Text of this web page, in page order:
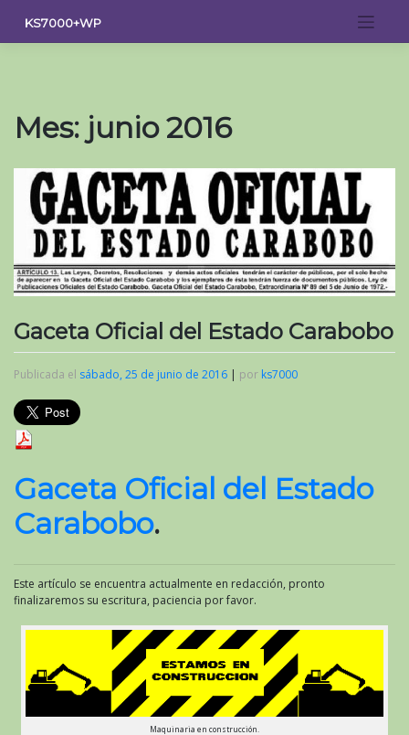
contenido
KS7000+WP
Mes: junio 2016
Gaceta Oficial del Estado Carabobo
Publicada el sábado, 25 de junio de 2016 | por ks7000
Gaceta Oficial del Estado
Carabobo.
Este artículo se encuentra actualmente en redacción, pronto
finalizaremos su escritura, paciencia por favor.
Maquinaria en construcción.